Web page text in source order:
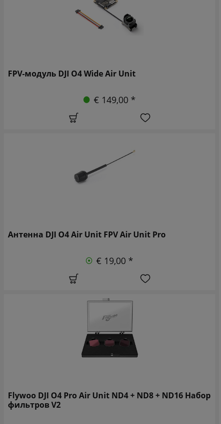
FPV-модуль DJI O4 Wide Air Unit
€ 149,00 *
Антенна DJI O4 Air Unit FPV Air Unit Pro
€ 19,00 *
Flywoo DJI O4 Pro Air Unit ND4 + ND8 + ND16 Набор
фильтров V2